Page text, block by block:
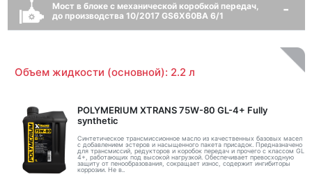
Мост в блоке с механической коробкой передач,
до производства 10/2017 GS6X60BA 6/1
Объем жидкости (основной): 2.2 л
POLYMERIUM XTRANS 75W-80 GL-4+ Fully
synthetic
Синтетическое трансмиссионное масло из качественных базовых масел
с добавлением эстеров и насыщенного пакета присадок. Предназначено
для трансмиссий, редукторов и коробок передач и прочего с классом GL
4+, работающих под высокой нагрузкой. Обеспечивает превосходную
защиту от пенообразования, сокращает износ, содержит ингибиторы
коррозии. Не в..